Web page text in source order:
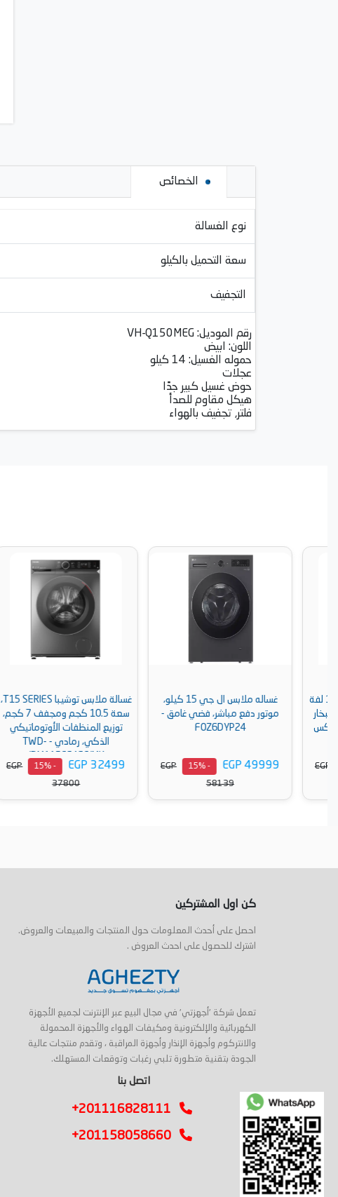
الخصائص
نوع الغسالة
سعة التحميل بالكيلو
التجفيف
رقم الموديل: VH-Q150MEG
اللون: ابيض
حموله الغسيل: 14 كيلو
عجلات
حوض غسيل كبير جدًا
هيكل مقاوم للصدأ
فلتر, تجفيف بالهواء
غساله ملابس ال جي 15 كيلو،
موتور دفع مباشر، فضي غامق -
F0Z6DYP24
EGP 49999
- 15%
EGP
غسالة ملابس توشيبا T15 SERIES،
سعة 10.5 كجم ومجفف 7 كجم،
توزيع المنظفات الأوتوماتيكي
الذكي، رمادي - TWD-
EGP 32499
- 15%
EGP
كن اول المشتركين
احصل على أحدث المعلومات حول المنتجات والمبيعات والعروض.
اشترك للحصول على احدث العروض .
تعمل شركة 'أجهزتي' في مجال البيع عبر الإنترنت لجميع الأجهزة
الكهربائية والإلكترونية ومكيفات الهواء والأجهزة المحمولة
والانتركوم وأجهزة الإنذار وأجهزة المراقبة ، وتقدم منتجات عالية
الجودة بتقنية متطورة تلبي رغبات وتوقعات المستهلك.
اتصل بنا
+201116828111
+201158058660